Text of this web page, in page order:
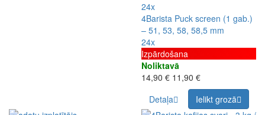
24x
4Barista Puck screen (1 gab.)
– 51, 53, 58, 58,5 mm
24x
Izpārdošana
Noliktavā
14,90 € 11,90 €
Detaļa
Ielikt grozā